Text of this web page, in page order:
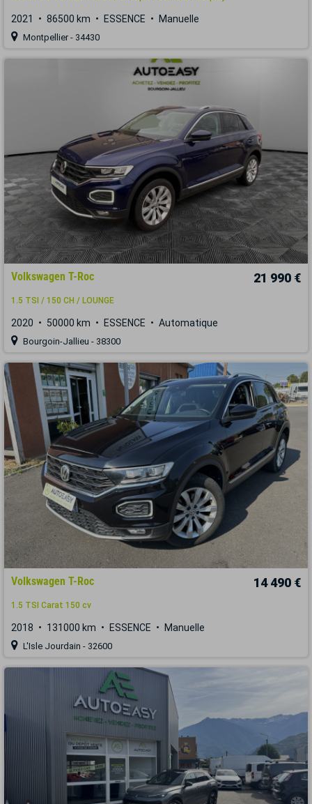
2021 86500 km ESSENCE Manuelle
Montpellier - 34430
Volkswagen T-Roc 21 990 €
1.5 TSI / 150 CH / LOUNGE
2020 50000 km ESSENCE Automatique
Bourgoin-Jallieu - 38300
Volkswagen T-Roc 14 490 €
1.5 TSI Carat 150 cv
2018 131000 km ESSENCE Manuelle
L'Isle Jourdain - 32600